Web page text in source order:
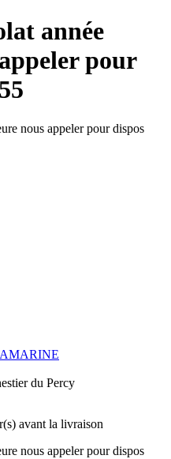
année
pour
du Percy
avant la livraison